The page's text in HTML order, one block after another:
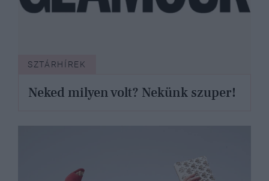
SZTÁRHÍREK
Neked milyen volt? Nekünk szuper!